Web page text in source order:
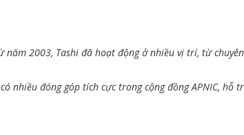
2003, Tashi đã hoạt động ở nhiều vị trí, từ
nhiều đóng góp tích cực trong cộng đồng APNIC, hỗ